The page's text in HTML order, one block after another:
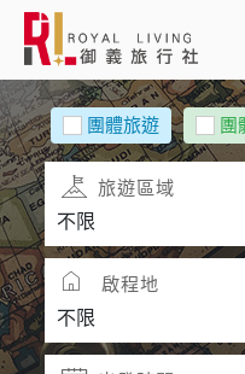
團體旅遊 團
旅遊區域
啟程地